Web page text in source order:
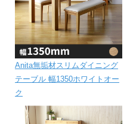
Anita無垢材スリムダイニング
テーブル 幅1350ホワイトオー
ク